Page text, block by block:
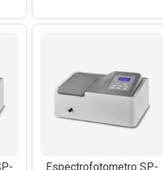
Espectrofotometro SP-